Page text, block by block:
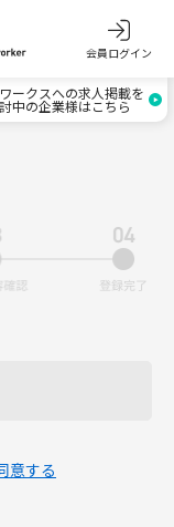
会員ログイン
ークスへの求人掲載を
中の企業様はこちら
意する